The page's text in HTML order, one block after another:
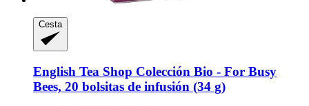
Cesta
English Tea Shop Colección Bio -​ For Busy
Bees, 20 bolsitas de infusión (34 g)